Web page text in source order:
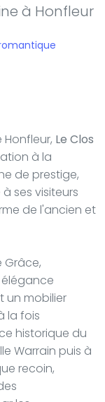
à Honfleur
Le Clos
à la
de prestige,
ses visiteurs
de l'ancien et
Grâce,
un mobilier
la fois
historique du
Warrain puis à
recoin,